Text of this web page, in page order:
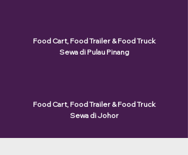
Food Cart, Food Trailer & Food Truck
Sewa di Pulau Pinang
Food Cart, Food Trailer & Food Truck
Sewa di Johor